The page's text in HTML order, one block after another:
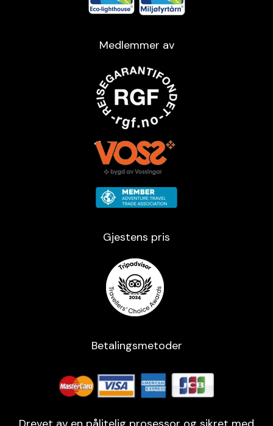
Medlemmer av
Gjestens pris
Betalingsmetoder